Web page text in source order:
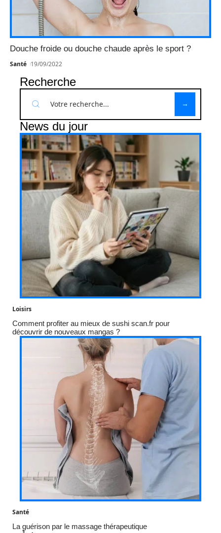
Douche froide ou douche chaude après le sport ?
Santé 19/09/2022
Recherche
News du jour
Loisirs
Comment profiter au mieux de sushi scan.fr pour
découvrir de nouveaux mangas ?
Santé
La guérison par le massage thérapeutique